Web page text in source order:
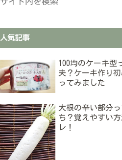
人気記事
100均のケーキ型
夫？ケーキ作り
ってみました
大根の辛い部分
ち？覚えやすい
レ！